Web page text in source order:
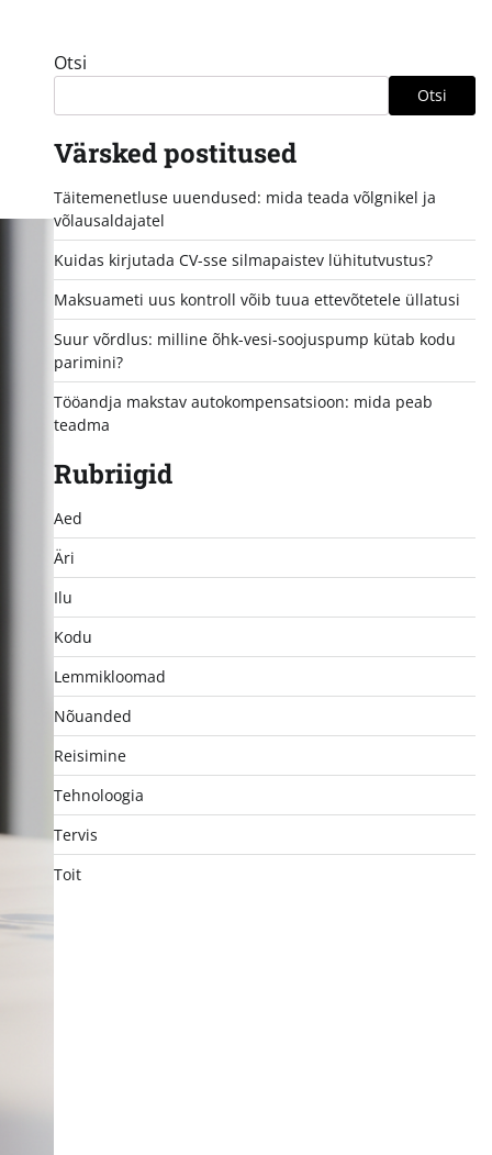
Otsi
Otsi
Värsked postitused
Täitemenetluse uuendused: mida teada võlgnikel ja
võlausaldajatel
Kuidas kirjutada CV-sse silmapaistev lühitutvustus?
Maksuameti uus kontroll võib tuua ettevõtetele üllatusi
Suur võrdlus: milline õhk-vesi-soojuspump kütab kodu
parimini?
Tööandja makstav autokompensatsioon: mida peab
teadma
Rubriigid
Aed
Äri
Ilu
Kodu
Lemmikloomad
Nõuanded
Reisimine
Tehnoloogia
Tervis
Toit